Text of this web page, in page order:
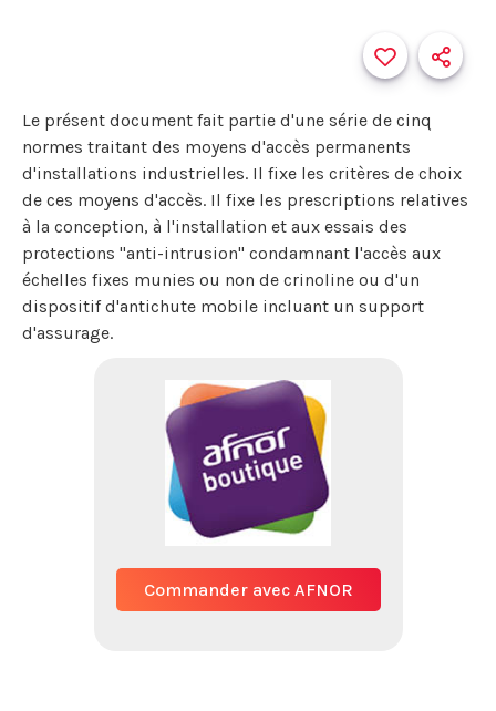
Le présent document fait partie d'une série de cinq
normes traitant des moyens d'accès permanents
d'installations industrielles. Il fixe les critères de choix
de ces moyens d'accès. Il fixe les prescriptions relatives
à la conception, à l'installation et aux essais des
protections "anti-intrusion" condamnant l'accès aux
échelles fixes munies ou non de crinoline ou d'un
dispositif d'antichute mobile incluant un support
d'assurage.
Commander avec AFNOR